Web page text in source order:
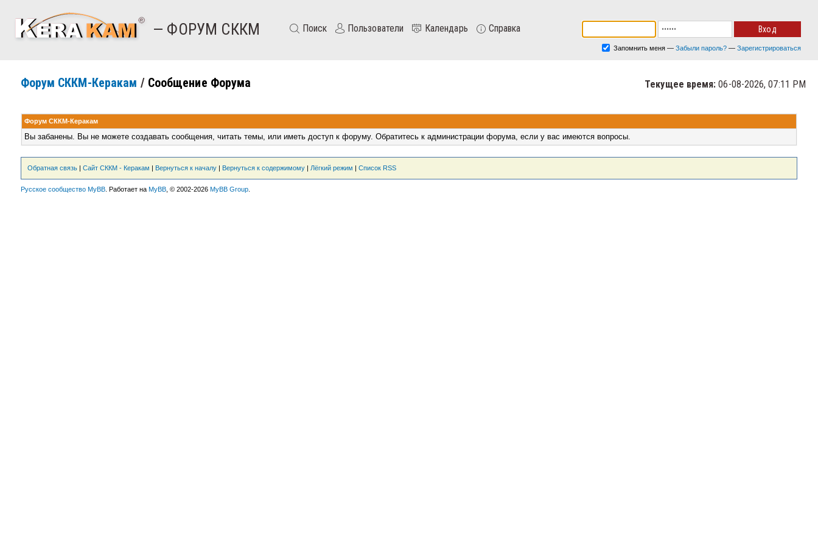
— ФОРУМ СККМ Поиск Пользователи Календарь Справка
Запомнить меня — Забыли пароль? — Зарегистрироваться
Текущее время: 06-08-2026, 07:11 PM
Форум СККМ-Керакам / Сообщение Форума
Форум СККМ-Керакам
Вы забанены. Вы не можете создавать сообщения, читать темы, или иметь доступ к форуму. Обратитесь к администрации форума, если у вас имеются вопросы.
Обратная связь| Сайт СККМ - Керакам | Вернуться к началу| Вернуться к содержимому| Лёгкий режим | Список RSS
Русское сообщество MyBB. Работает на MyBB, © 2002-2026 MyBB Group.